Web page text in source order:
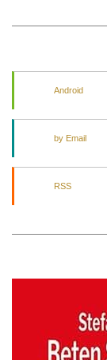
Android
by Email
RSS